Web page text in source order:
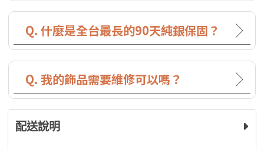
Q. 什麼是全台最長的90天純銀保固？
Q. 我的飾品需要維修可以嗎？
配送說明